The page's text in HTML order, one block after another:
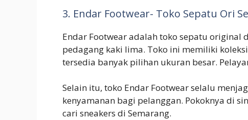
3. Endar Footwear- Toko Sepatu Ori
Endar Footwear adalah toko sepatu original
pedagang kaki lima. Toko ini memiliki
tersedia banyak pilihan ukuran besar.
Selain itu, toko Endar Footwear selalu
kenyamanan bagi pelanggan. Pokoknya di
cari sneakers di Semarang.